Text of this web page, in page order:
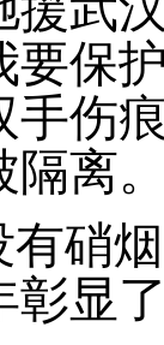
要保
手伤
隔离
硝
彰显